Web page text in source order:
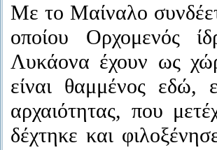
Με το Μαίναλο
οποίου Ορχομενός
Λυκάονα έχουν ως
είναι θαμμένος
αρχαιότητας, που
δέχτηκε και